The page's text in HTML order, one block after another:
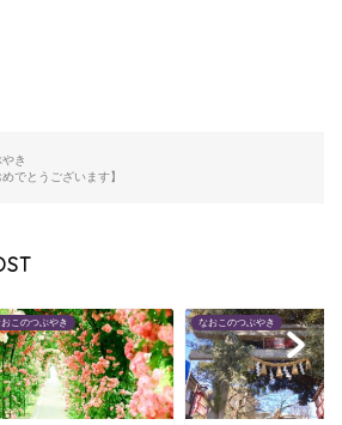
き
でとうございます】
このつぶやき なおこのつぶやき